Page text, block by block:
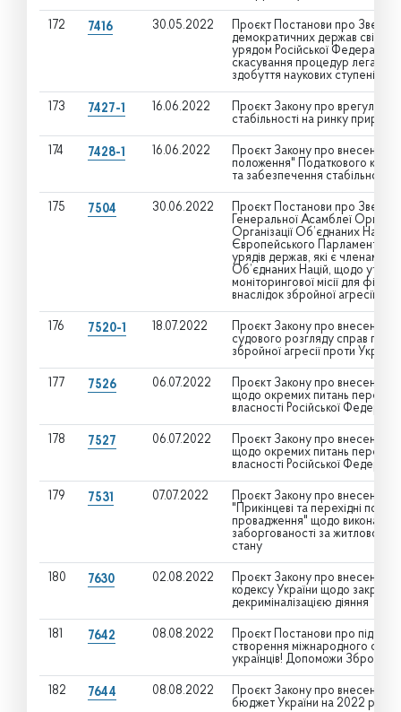
172 7416 30.05.2022
Проєкт Постанови про
демократичних держав світу
урядом Російської Федерації
скасування процедур
здобуття наукових ступенів
173 7427-1 16.06.2022
Проєкт Закону про
стабільності на ринку
174 7428-1 16.06.2022
Проєкт Закону про внесення
положення" Податкового
та забезпечення
175 7504 30.06.2022
Проєкт Постанови про
Генеральної Асамблеї
Організації Об’єднаних
Європейського Парламенту,
урядів держав, які є членами
Об’єднаних Націй, щодо
моніторингової місії для
внаслідок збройної агресії на
176 7520-1 18.07.2022
Проєкт Закону про внесення
судового розгляду справ про
збройної агресії проти України
177 7526 06.07.2022
Проєкт Закону про внесення
щодо окремих питань
власності Російської Федерації
178 7527 06.07.2022
Проєкт Закону про внесення
щодо окремих питань
власності Російської Федерації
179 7531 07.07.2022
Проєкт Закону про внесення
"Прикінцеві та перехідні
провадження" щодо виконання
заборгованості за житлово-
стану
180 7630 02.08.2022
Проєкт Закону про внесення
кодексу України щодо
декриміналізацією діяння
181 7642 08.08.2022
Проєкт Постанови про
створення міжнародного
українців! Допоможи
182 7644 08.08.2022
Проєкт Закону про внесення
бюджет України на 2022 рік"